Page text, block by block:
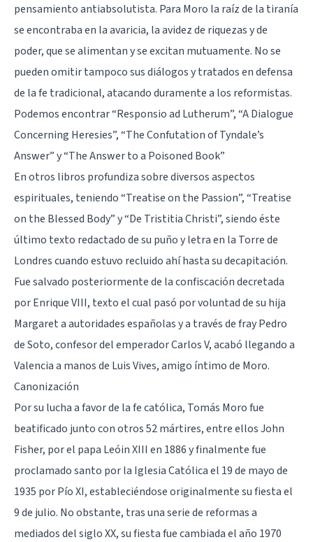
pensamiento antiabsolutista. Para Moro la raíz de la tiranía
se encontraba en la avaricia, la avidez de riquezas y de
poder, que se alimentan y se excitan mutuamente. No se
pueden omitir tampoco sus diálogos y tratados en defensa
de la fe tradicional, atacando duramente a los reformistas.
Podemos encontrar “Responsio ad Lutherum”, “A Dialogue
Concerning Heresies”, “The Confutation of Tyndale’s
Answer” y “The Answer to a Poisoned Book”
En otros libros profundiza sobre diversos aspectos
espirituales, teniendo “Treatise on the Passion”, “Treatise
on the Blessed Body” y “De Tristitia Christi”, siendo éste
último texto redactado de su puño y letra en la Torre de
Londres cuando estuvo recluido ahí hasta su decapitación.
Fue salvado posteriormente de la confiscación decretada
por Enrique VIII, texto el cual pasó por voluntad de su hija
Margaret a autoridades españolas y a través de fray Pedro
de Soto, confesor del emperador Carlos V, acabó llegando a
Valencia a manos de Luis Vives, amigo íntimo de Moro.
Canonización
Por su lucha a favor de la fe católica, Tomás Moro fue
beatificado junto con otros 52 mártires, entre ellos John
Fisher, por el papa Leóin XIII en 1886 y finalmente fue
proclamado santo por la Iglesia Católica el 19 de mayo de
1935 por Pío XI, estableciéndose originalmente su fiesta el
9 de julio. No obstante, tras una serie de reformas a
mediados del siglo XX, su fiesta fue cambiada el año 1970